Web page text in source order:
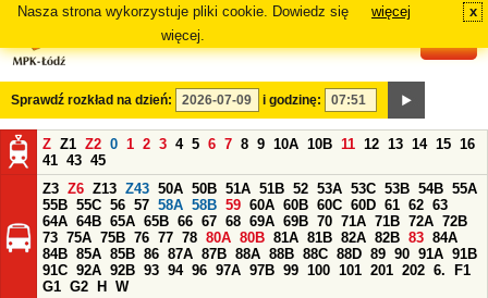
Nasza strona wykorzystuje pliki cookie. Dowiedz się
więcej.
więcej x
Sprawdź rozkład na dzień: i godzinę:
Z Z1 Z2 0 1 2 3 4 5 6 7 8 9 10A 10B 11 12 13 14 15 16
41 43 45
Z3 Z6 Z13 Z43 50A 50B 51A 51B 52 53A 53C 53B 54B 55A
55B 55C 56 57 58A 58B 59 60A 60B 60C 60D 61 62 63
64A 64B 65A 65B 66 67 68 69A 69B 70 71A 71B 72A 72B
73 75A 75B 76 77 78 80A 80B 81A 81B 82A 82B 83 84A
84B 85A 85B 86 87A 87B 88A 88B 88C 88D 89 90 91A 91B
91C 92A 92B 93 94 96 97A 97B 99 100 101 201 202 6.
F1
G1 G2 H
W